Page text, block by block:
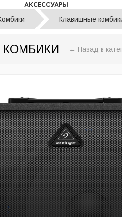
АКСЕССУАРЫ
Клавишные
← Назад в